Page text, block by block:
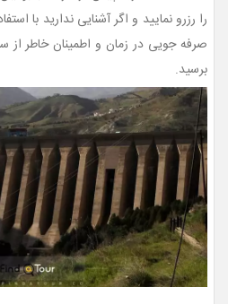
را رزرو نمایید و اگر آشنایی ندارید با
صرفه جویی در زمان و اطمینان خاطر
برسید.